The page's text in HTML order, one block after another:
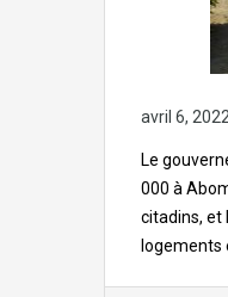
avril 6, 2022
Le
000 à
citadins, et
logements